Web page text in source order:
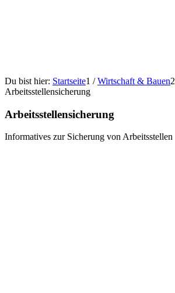
Du bist hier: Startseite1 / Wirtschaft & Bauen2
Arbeitsstellensicherung
Arbeitsstellensicherung
Informatives zur Sicherung von Arbeitsstellen